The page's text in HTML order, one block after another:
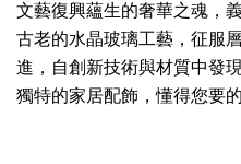
文藝復興蘊生的奢華之魂 ，
古老的水晶玻璃工藝，征服
進，自創新技術與材質中發
獨特的家居配飾，懂得您要